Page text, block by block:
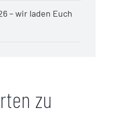
zu
– wir laden Euch